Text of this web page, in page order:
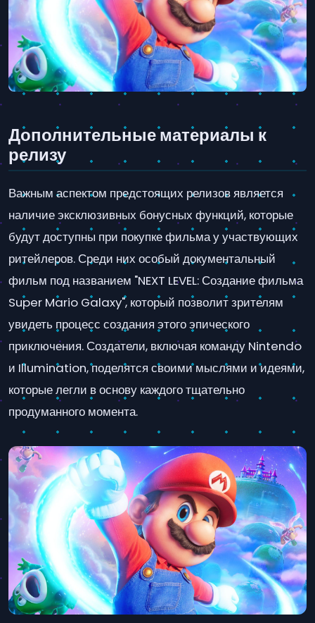
Дополнительные материалы к
релизу
Важным аспектом предстоящих релизов является
наличие эксклюзивных бонусных функций, которые
будут доступны при покупке фильма у участвующих
ритейлеров. Среди них особый документальный
фильм под названием "NEXT LEVEL: Создание фильма
Super Mario Galaxy", который позволит зрителям
увидеть процесс создания этого эпического
приключения. Создатели, включая команду Nintendo
и Illumination, поделятся своими мыслями и идеями,
которые легли в основу каждого тщательно
продуманного момента.